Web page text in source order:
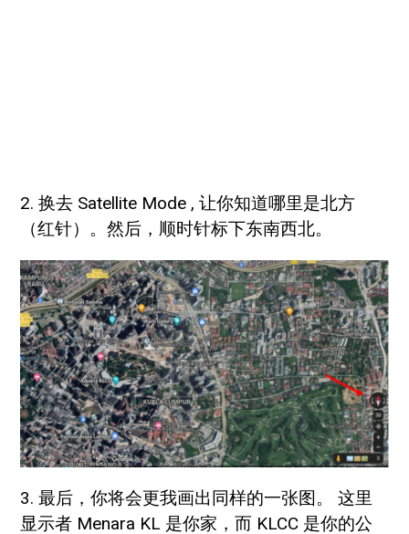
2. 换去 Satellite Mode , 让你知道哪里是北方
（红针）。然后，顺时针标下东南西北。
3. 最后，你将会更我画出同样的一张图。 这里
显示者 Menara KL 是你家，而 KLCC 是你的公